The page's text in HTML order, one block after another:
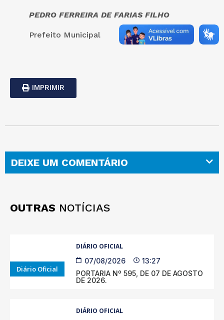
PEDRO FERREIRA DE FARIAS FILHO
Prefeito Municipal
IMPRIMIR
DEIXE UM COMENTÁRIO
OUTRAS NOTÍCIAS
Diário Oficial
DIÁRIO OFICIAL
07/08/2026
13:27
PORTARIA Nº 595, DE 07 DE AGOSTO
DE 2026.
DIÁRIO OFICIAL